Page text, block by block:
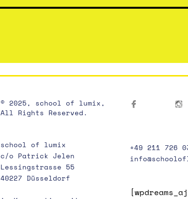
© 2025, school of lumix,
All Rights Reserved.
school of lumix
c/o Patrick Jelen
Lessingstrasse 55
40227 Düsseldorf
+49 211 726